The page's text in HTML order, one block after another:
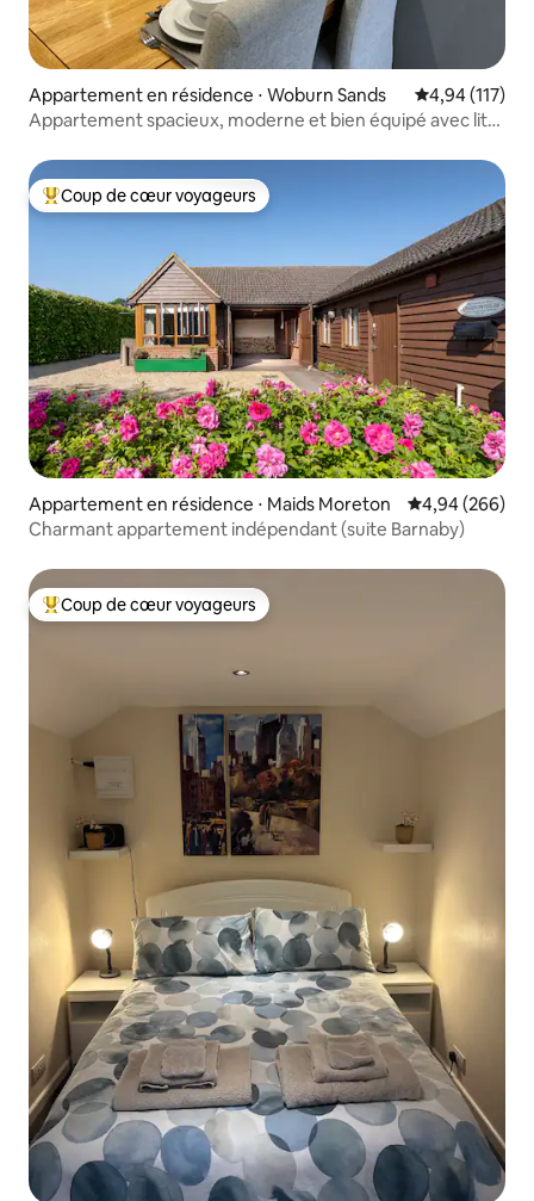
Appartement en résidence ⋅ Woburn Sands Évaluation
4,94 (117)
Appartement spacieux, moderne et bien équipé avec lit
Coups de cœur voyageurs les plus appréciés
Coup de cœur voyageurs
Appartement en résidence ⋅ Maids Moreton Évaluation
4,94 (266)
Charmant appartement indépendant (suite Barnaby)
Coups de cœur voyageurs les plus appréciés
Coup de cœur voyageurs